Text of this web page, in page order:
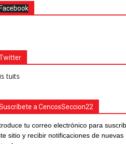
Facebook
tuits
a CencosSeccion22
tu correo electrónico para
sitio y recibir notificaciones de nuevas